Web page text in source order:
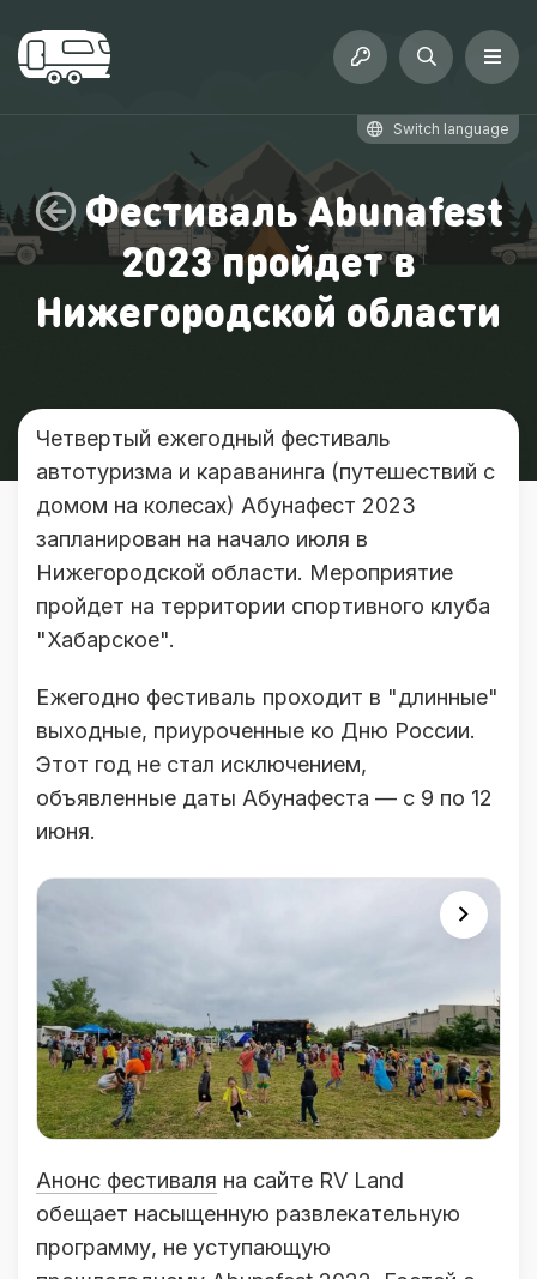
Switch language
Фестиваль Abunafest
2023 пройдет в
Нижегородской области
Четвертый ежегодный фестиваль
автотуризма и караванинга (путешествий с
домом на колесах) Абунафест 2023
запланирован на начало июля в
Нижегородской области. Мероприятие
пройдет на территории спортивного клуба
"Хабарское".
Ежегодно фестиваль проходит в "длинные"
выходные, приуроченные ко Дню России.
Этот год не стал исключением,
объявленные даты Абунафеста — с 9 по 12
июня.
Анонс фестиваля на сайте RV Land
обещает насыщенную развлекательную
программу, не уступающую